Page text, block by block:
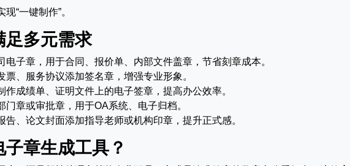
“一键制作”。
足多元需求
电子章，用于合同、报价单、内部文件盖章，节省刻章成本。
票、服务协议添加签名章，增强专业形象。
作成绩单、证明文件上的电子签章，提高办公效率。
门章或审批章，用于OA系统、电子归档。
告、论文封面添加指导老师或机构印章，提升正式感。
章生成工具？